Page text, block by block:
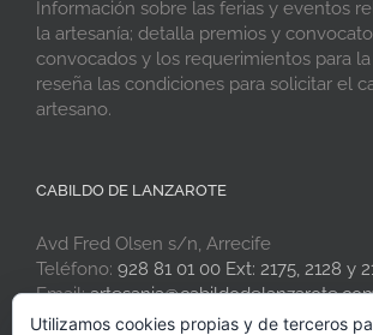
Información sobre las ferias y eventos
la artesanía; detalla premios y
convocados y los requerimientos para
reseña las condiciones para solicitar el
artesano.
CABILDO DE LANZAROTE
Avd Fred Olsen s/n, Arrecife
Teléfono: 928 81 01 00 Ext: 2175, 2128 y
Email:
Web:www.artesaniadelanzarote.com
Utilizamos cookies propias y de terceros